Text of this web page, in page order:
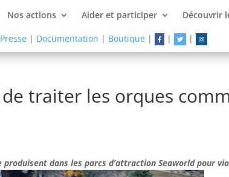
Nos actions Aider et participer Découvrir
Presse| Documentation | Boutique| | |
traiter les orques
dans les parcs d’attraction Seaworld pour